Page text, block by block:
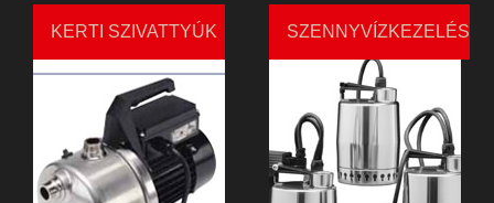
KERTI SZIVATTYÚK SZENNYVÍZKEZELÉS